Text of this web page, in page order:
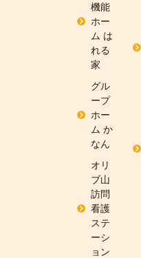
機能
ホー
ム は
れる
家
グル
ープ
ホー
ム か
なん
オリ
ブ山
訪問
看護
ステ
ーシ
ョン